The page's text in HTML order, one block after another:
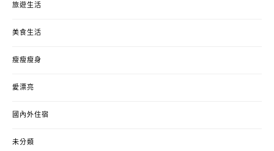
旅遊生活
美食生活
瘦瘦瘦身
愛漂亮
國內外住宿
未分類